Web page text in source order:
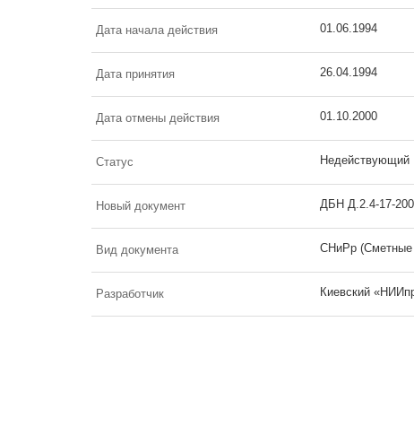
Дата начала действия 01.06.1994
Дата принятия 26.04.1994
Дата отмены действия 01.10.2000
Статус Недействующий
Новый документ ДБН Д.2.4-17-
Вид документа СНиРр (Сметные
Разработчик Киевский